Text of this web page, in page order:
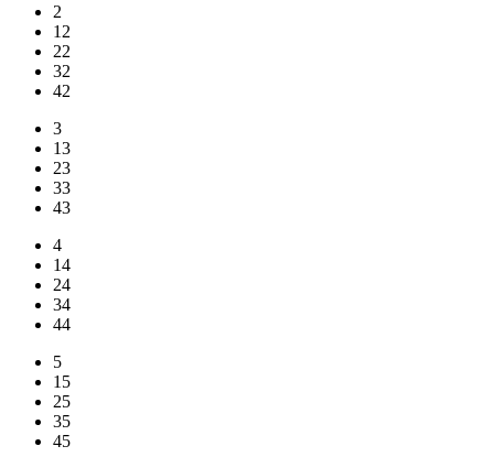
2
12
22
32
42
3
13
23
33
43
4
14
24
34
44
5
15
25
35
45